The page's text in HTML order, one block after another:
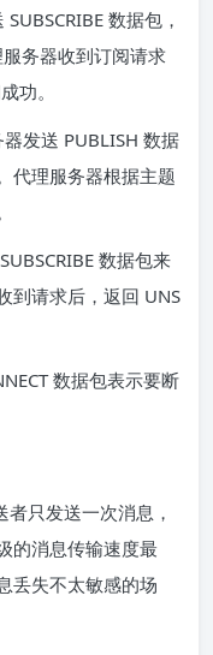
数据包，
务器收到订阅请求
功。
发送 PUBLISH 数据
代理服务器根据主题
数据包来
到请求后，返回 UNS
数据包表示要断
者只发送一次消息，
的消息传输速度最
丢失不太敏感的场